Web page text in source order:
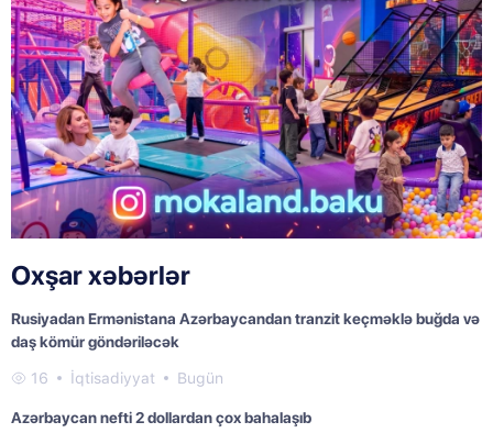
Oxşar xəbərlər
Rusiyadan Ermənistana Azərbaycandan tranzit keçməklə buğda və
daş kömür göndəriləcək
16 İqtisadiyyat Bugün
Azərbaycan nefti 2 dollardan çox bahalaşıb